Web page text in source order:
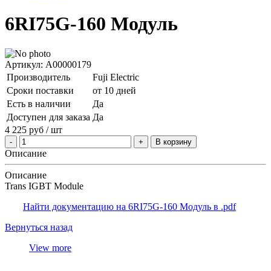
6RI75G-160 Модуль
Артикул: A00000179
Производитель
Fuji Electric
Сроки поставки
от 10 дней
Есть в наличии
Да
Доступен для заказа Да
4 225 руб / шт
В корзину
Описание
Описание
Trans IGBT Module
Найти документацию на 6RI75G-160 Модуль в .pdf
Вернуться назад
View more